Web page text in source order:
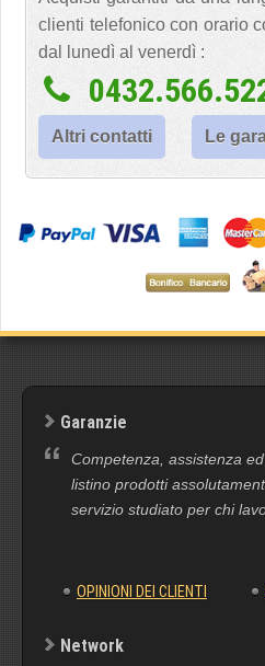
clienti telefonico con orario
dal lunedì al venerdì :
Altri contatti Le
Garanzie
Competenza, assistenza
listino prodotti
servizio studiato per chi
OPINIONI DEI CLIENTI
Network